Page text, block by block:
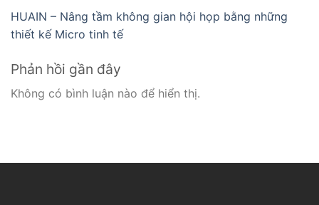
HUAIN – Nâng tầm không gian hội họp bằng những
thiết kế Micro tinh tế
Phản hồi gần đây
Không có bình luận nào để hiển thị.